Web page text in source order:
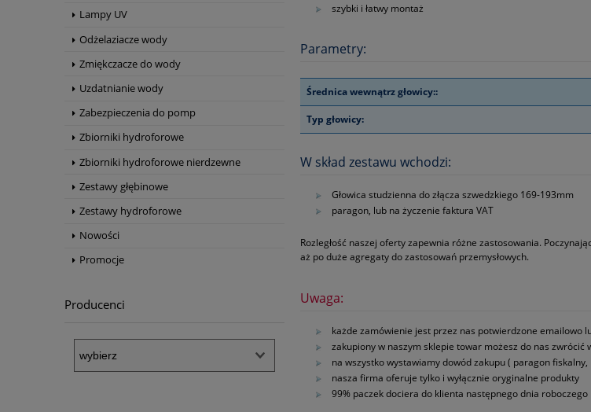
Lampy UV
Odżelaziacze wody
Zmiękczacze do wody
Uzdatnianie wody
Zabezpieczenia do pomp
Zbiorniki hydroforowe
Zbiorniki hydroforowe nierdzewne
Zestawy głębinowe
Zestawy hydroforowe
Nowości
Promocje
Producenci
szybki i łatwy montaż
Parametry:
Średnica wewnątrz głowicy::
Typ głowicy:
W skład zestawu wchodzi:
Głowica studzienna do złącza szwedzkiego 169-193mm
paragon, lub na życzenie faktura VAT
Rozległość naszej oferty zapewnia różne zastosowania.
aż po duże agregaty do zastosowań przemysłowych.
Uwaga:
każde zamówienie jest przez nas potwierdzone emailowo
zakupiony w naszym sklepie towar możesz do nas zwrócić
na wszystko wystawiamy dowód zakupu ( paragon
nasza firma oferuje tylko i wyłącznie oryginalne produkty
99% paczek dociera do klienta następnego dnia roboczego